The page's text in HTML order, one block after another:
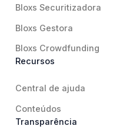
Bloxs Securitizadora
Bloxs Gestora
Bloxs Crowdfunding
Recursos
Central de ajuda
Conteúdos
Transparência